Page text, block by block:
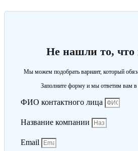
Не нашли то, что
Мы можем подобрать вариант, который
Заполните форму и мы ответим вам
ФИО контактного лица
Название компании
Email